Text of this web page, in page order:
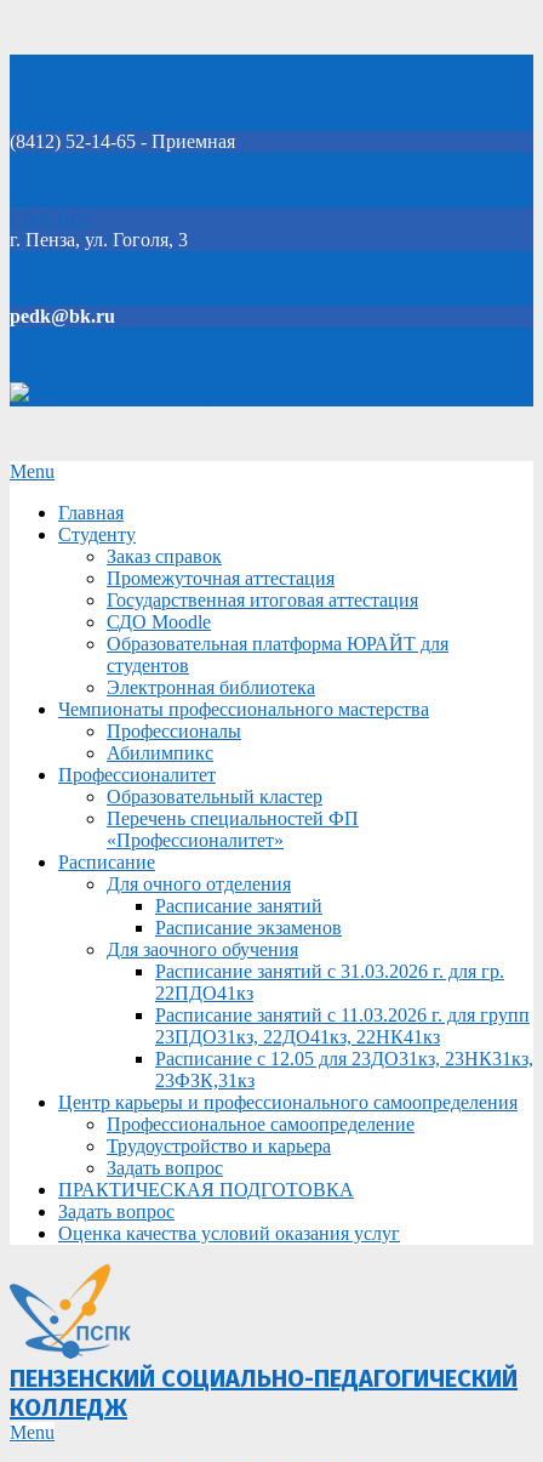
(8412) 52-14-65 - Приемная
Click Here
г. Пенза, ул. Гоголя, 3
pedk@bk.ru
Secondary
Menu
Menu
Главная
Студенту
Заказ справок
Промежуточная аттестация
Государственная итоговая аттестация
СДО Moodle
Образовательная платформа ЮРАЙТ для
студентов
Электронная библиотека
Чемпионаты профессионального мастерства
Профессионалы
Абилимпикс
Профессионалитет
Образовательный кластер
Перечень специальностей ФП
«Профессионалитет»
Расписание
Для очного отделения
Расписание занятий
Расписание экзаменов
Для заочного обучения
Расписание занятий с 31.03.2026 г. для гр.
22ПДО41кз
Расписание занятий с 11.03.2026 г. для групп
23ПДО31кз, 22ДО41кз, 22НК41кз
Расписание с 12.05 для 23ДО31кз, 23НК31кз,
23ФЗК,31кз
Центр карьеры и профессионального самоопределения
Профессиональное самоопределение
Трудоустройство и карьера
Задать вопрос
ПРАКТИЧЕСКАЯ ПОДГОТОВКА
Задать вопрос
Оценка качества условий оказания услуг
ПЕНЗЕНСКИЙ СОЦИАЛЬНО-ПЕДАГОГИЧЕСКИЙ
КОЛЛЕДЖ
Primary
Menu